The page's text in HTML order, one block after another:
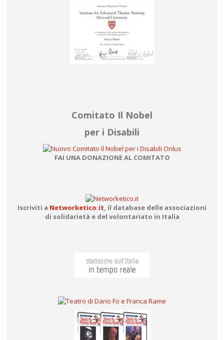
Comitato Il Nobel
per i Disabili
FAI UNA DONAZIONE AL COMITATO
Iscriviti a Networketico.it, il database delle associazioni
di solidarietà e del volontariato in Italia